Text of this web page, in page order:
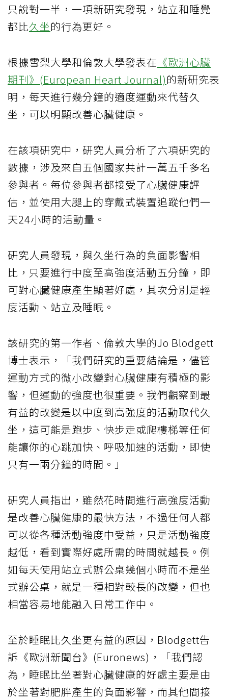
只說對一半，一項新研究發現，站立和睡覺
都比久坐的行為更好。
根據雪梨大學和倫敦大學發表在 《歐洲心臟
期刊》(European Heart Journal)的新研究表
明，每天進行幾分鐘的適度運動來代替久
坐，可以明顯改善心臟健康。
在該項研究中，研究人員分析了六項研究的
數據，涉及來自五個國家共計一萬五千多名
參與者。每位參與者都接受了心臟健康評
估，並使用大腿上的穿戴式裝置追蹤他們一
天24小時的活動量。
研究人員發現，與久坐行為的負面影響相
比，只要進行中度至高強度活動五分鐘，即
可對心臟健康產生顯著好處，其次分別是輕
度活動、站立及睡眠。
該研究的第一作者、倫敦大學的Jo Blodgett
博士表示，「我們研究的重要結論是，儘管
運動方式的微小改變對心臟健康有積極的影
響，但運動的強度也很重要。我們觀察到最
有益的改變是以中度到高強度的活動取代久
坐，這可能是跑步、快步走或爬樓梯等任何
能讓你的心跳加快、呼吸加速的活動，即使
只有一兩分鐘的時間。」
研究人員指出，雖然花時間進行高強度活動
是改善心臟健康的最快方法，不過任何人都
可以從各種活動強度中受益，只是活動強度
越低，看到實際好處所需的時間就越長。例
如每天使用站立式辦公桌幾個小時而不是坐
式辦公桌，就是一種相對較長的改變，但也
相當容易地能融入日常工作中。
至於睡眠比久坐更有益的原因，Blodgett告
訴《歐洲新聞台》(Euronews)，「我們認
為，睡眠比坐著對心臟健康的好處主要是由
於坐著對肥胖產生的負面影響，而其他間接